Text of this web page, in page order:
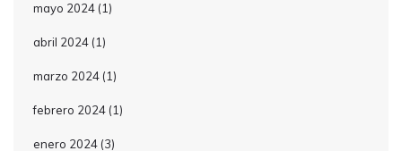
mayo 2024 (1)
abril 2024 (1)
marzo 2024 (1)
febrero 2024 (1)
enero 2024 (3)